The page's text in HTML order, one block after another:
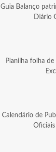
Guia Balanço
Diário
Planilha folha
Calendário de